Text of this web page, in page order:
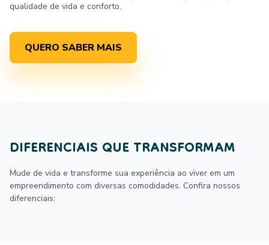
qualidade de vida e conforto.
QUERO SABER MAIS
DIFERENCIAIS QUE TRANSFORMAM
Mude de vida e transforme sua experiência ao viver em um
empreendimento com diversas comodidades. Confira nossos
diferenciais: